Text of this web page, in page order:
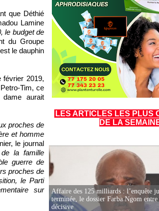
que Déthié
Lamine
le budget de
du Groupe
le dauphin
février 2019,
Tim, ce
dame aurait
proches de
et homme
le journal
la famille
guerre de
proches de
le Parti
sur
LES ARTICLES LES PLUS
DE LA
Affaire des 125 milliards : l’enquête
terminée, le dossier Farba Ngom entre
décisive